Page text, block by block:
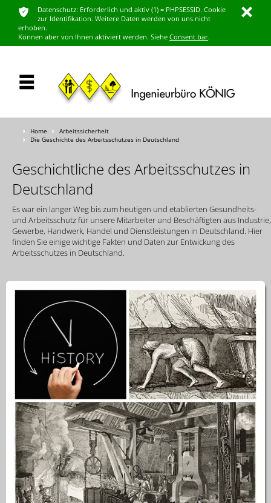
ı
ͳ
Datenschutz: Erforderlich und aktiv (1) = PHPSESSID. Cookie
zur Identifikation. Weitere Daten werden von uns nicht
erhoben.
Können aber von Ihnen aktiviert werden. Siehe Consent bar.
Ţ Home Ţ Arbeitssicherheit
Ţ Die Geschichte des Arbeitsschutzes in Deutschland
Geschichtliche des Arbeitsschutzes in
Deutschland
Es war ein langer Weg bis zum heutigen und etablierten Gesundheits-
und Arbeitsschutz für unsere Mitarbeiter und Beschäftigten aus Industrie,
Gewerbe, Handwerk, Handel und Dienstleistungen in Deutschland. Hier
finden Sie einige wichtige Fakten und Daten zur Entwickung des
Arbeitsschutzes in Deutschland.